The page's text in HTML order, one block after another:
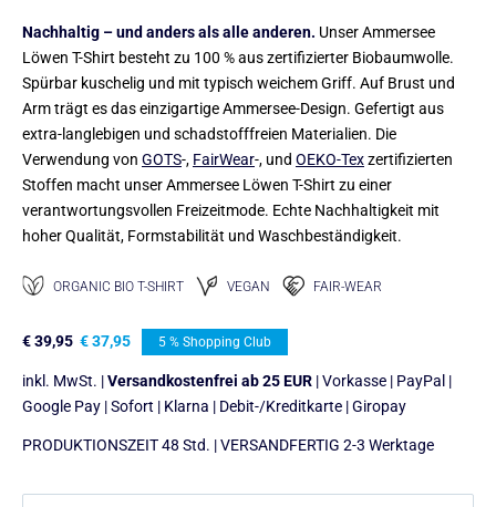
Nachhaltig – und anders als alle anderen. Unser Ammersee
Löwen T-Shirt besteht zu 100 % aus zertifizierter Biobaumwolle.
Spürbar kuschelig und mit typisch weichem Griff. Auf Brust und
Arm trägt es das einzigartige Ammersee-Design. Gefertigt aus
extra-langlebigen und schadstofffreien Materialien. Die
Verwendung von GOTS-, FairWear-, und OEKO-Texzertifizierten
Stoffen macht unser Ammersee Löwen T-Shirt zu einer
verantwortungsvollen Freizeitmode. Echte Nachhaltigkeit mit
hoher Qualität, Formstabilität und Waschbeständigkeit.
ORGANIC BIO T-SHIRT VEGAN FAIR-WEAR
€39,95 €37,95 5 % Shopping Club
inkl. MwSt. |Versandkostenfrei ab 25 EUR | Vorkasse | PayPal |
Google Pay | Sofort | Klarna | Debit-/Kreditkarte | Giropay
PRODUKTIONSZEIT 48 Std. | VERSANDFERTIG 2-3 Werktage